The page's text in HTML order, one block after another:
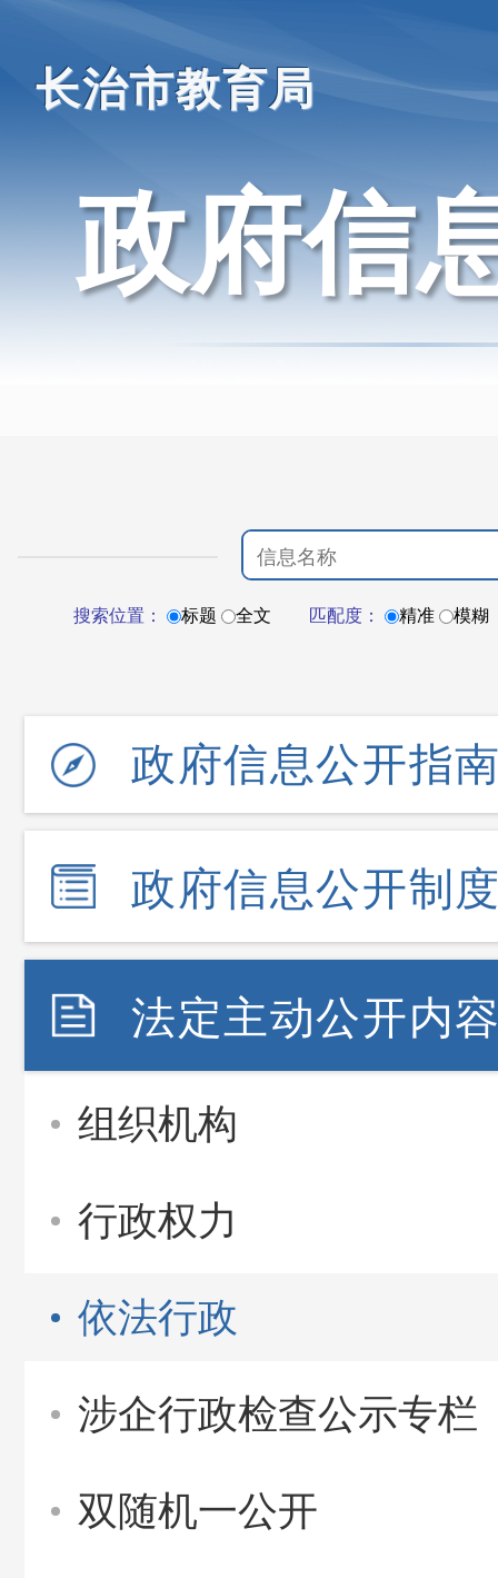
长治市教育局
政府信
搜索位置： 标题 全文 匹配度： 精准 模糊
政府信息公开指
政府信息公开制
法定主动公开内
组织机构
行政权力
依法行政
涉企行政检查公示专栏
双随机一公开